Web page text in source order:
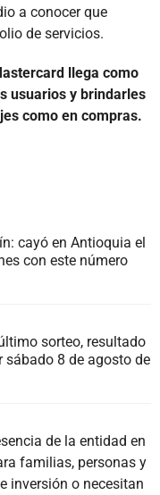
a conocer que
de servicios.
llega como
usuarios y brindarles
como en compras.
cayó en Antioquia el
con este número
sorteo, resultado
sábado 8 de agosto de
de la entidad en
familias, personas y
inversión o necesitan